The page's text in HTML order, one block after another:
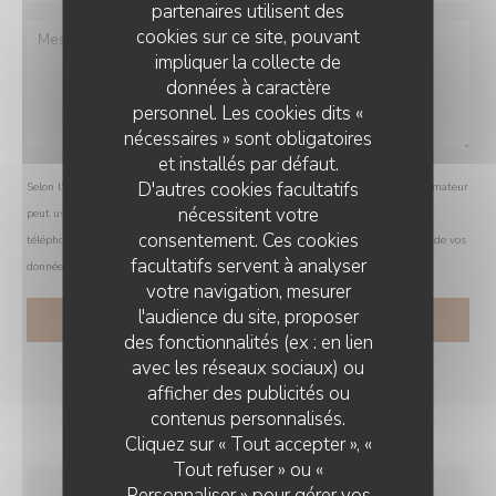
partenaires utilisent des
cookies sur ce site, pouvant
impliquer la collecte de
données à caractère
personnel. Les cookies dits «
nécessaires » sont obligatoires
et installés par défaut.
D'autres cookies facultatifs
nécessitent votre
consentement. Ces cookies
facultatifs servent à analyser
votre navigation, mesurer
l'audience du site, proposer
des fonctionnalités (ex : en lien
avec les réseaux sociaux) ou
afficher des publicités ou
contenus personnalisés.
Cliquez sur « Tout accepter », «
Tout refuser » ou «
Selon l'article L.223-2 du code de la consommation, il est rappelé que le consommateur
peut user de son droit à s'inscrire sur la liste d'opposition au démarchage
téléphonique Bloctel : bloctel.gouv.fr. Pour plus d'informations sur le traitement de vos
données, consultez notrepolitique de confidentialité.